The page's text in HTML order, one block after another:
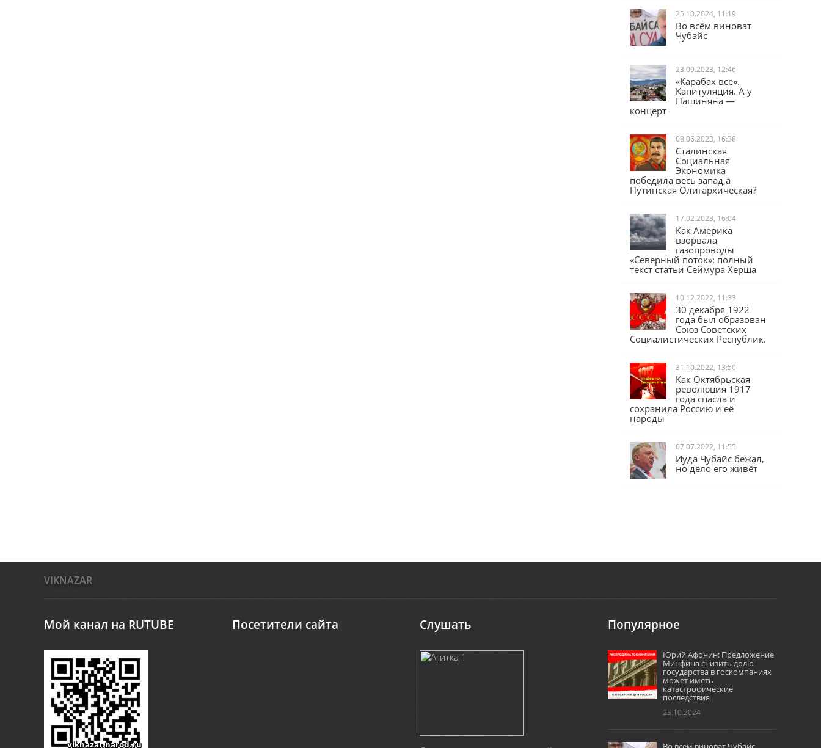
25.10.2024, 11:19
Во всём виноват
Чубайс
23.09.2023, 12:46
«Карабах всё».
Капитуляция. А у
Пашиняна —
концерт
08.06.2023, 16:38
Сталинская
Социальная
Экономика
победила весь запад,а
Путинская Олигархическая?
17.02.2023, 16:04
Как Америка
взорвала
газопроводы
«Северный поток»: полный
текст статьи Сеймура Херша
10.12.2022, 11:33
30 декабря 1922
года был образован
Союз Советских
Социалистических Республик.
31.10.2022, 13:50
Как Октябрьская
революция 1917
года спасла и
сохранила Россию и её
народы
07.07.2022, 11:55
Иуда Чубайс бежал,
но дело его живёт
VIKNAZAR
Мой канал на RUTUBE Посетители сайта Слушать Популярное
Юрий Афонин: Предложение
Минфина снизить долю
государства в госкомпаниях
может иметь
катастрофические
последствия
25.10.2024